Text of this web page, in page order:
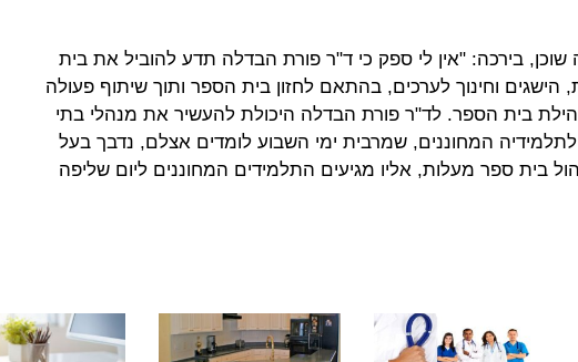
שוכן, בירכה: "אין לי ספק כי ד"ר פורת הבדלה תדע להוביל את בית
וחינוך לערכים, בהתאם לחזון בית הספר ותוך שיתוף פעולה
בית הספר. לד"ר פורת הבדלה היכולת להעשיר את מנהלי בתי
המחוננים, שמרבית ימי השבוע לומדים אצלם, נדבך בעל
בית ספר מעלות, אליו מגיעים התלמידים המחוננים ליום שליפה